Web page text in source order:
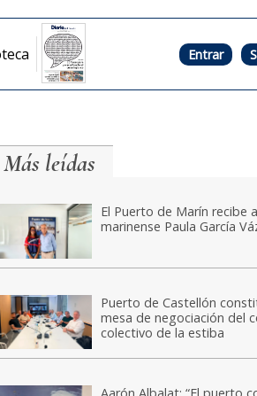
Entrar
Más leídas
El Puerto de Marín recibe
marinense Paula García
Puerto de Castellón
mesa de negociación del
colectivo de la estiba